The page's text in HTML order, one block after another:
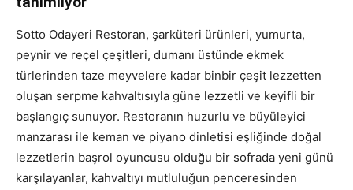
Sotto Odayeri Restoran, şarküteri ürünleri, yumurta,
peynir ve reçel çeşitleri, dumanı üstünde ekmek
türlerinden taze meyvelere kadar binbir çeşit lezzetten
oluşan serpme kahvaltısıyla güne lezzetli ve keyifli bir
başlangıç sunuyor. Restoranın huzurlu ve büyüleyici
manzarası ile keman ve piyano dinletisi eşliğinde doğal
lezzetlerin başrol oyuncusu olduğu bir sofrada yeni günü
karşılayanlar, kahvaltıyı mutluluğun penceresinden